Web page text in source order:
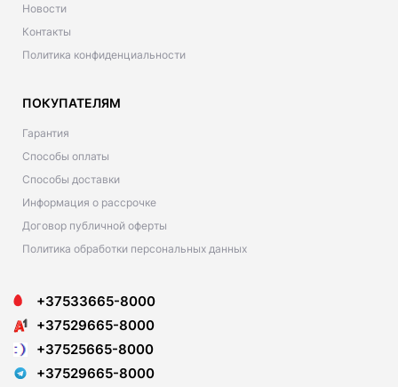
Новости
Контакты
Политика конфиденциальности
ПОКУПАТЕЛЯМ
Гарантия
Способы оплаты
Способы доставки
Информация о рассрочке
Договор публичной оферты
Политика обработки персональных данных
+37533665-8000
+37529665-8000
+37525665-8000
+37529665-8000